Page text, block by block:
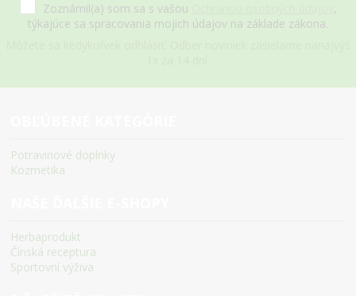
Zoznámil(a) som sa s vašou
,
týkajúce sa spracovania mojich údajov na základe zákona.
Potravinové doplnky
Kozmetika
Herbaprodukt
Čínská receptura
Sportovní výživa